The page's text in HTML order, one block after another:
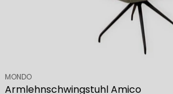
Armlehnschwingstuhl Amico
Verkäufer:
MONDO